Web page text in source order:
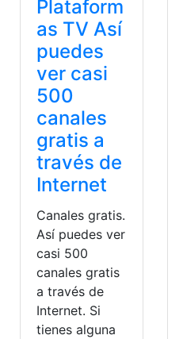
Plataform
as TV Así
puedes
ver casi
500
canales
gratis a
través de
Internet
Canales gratis.
Así puedes ver
casi 500
canales gratis
a través de
Internet. Si
tienes alguna